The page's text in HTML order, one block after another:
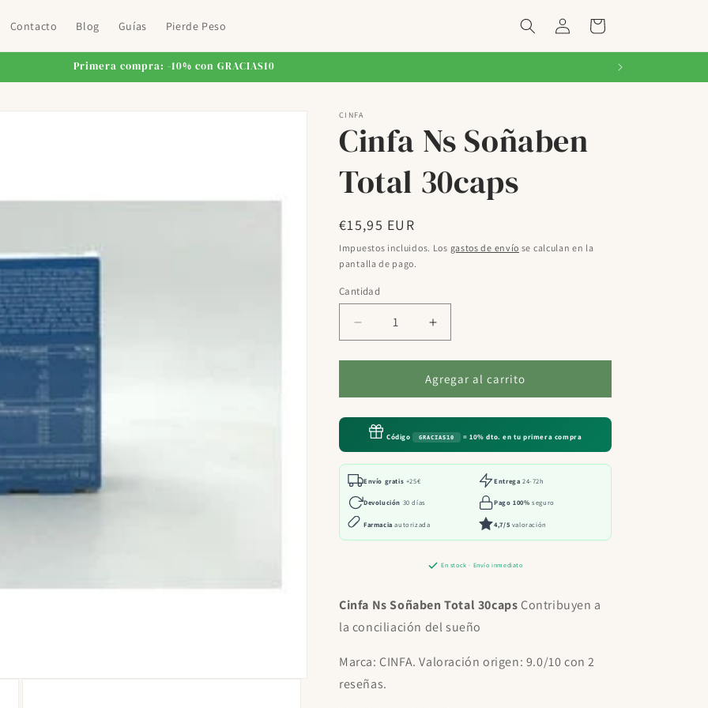
Contacto Blog Guías Pierde Peso
sesión
Carrito
Primera compra: -10% con GRACIAS10
CINFA
Cinfa Ns Soñaben
Total 30caps
Precio
habitual
€15,95 EUR
Impuestos incluidos. Los gastos de envío se calculan en la
pantalla de pago.
Cantidad
Reducir
cantidad
para
Ns
Total
30caps
Aumentar
cantidad
para
Cinfa
Ns
Total
30caps
Agregar al carrito
Código GRACIAS10 = 10% dto. en tu primera compra
Envío gratis +25€ Entrega 24-72h
Devolución 30 días Pago 100% seguro
Farmacia autorizada 4,7/5 valoración
En stock · Envío inmediato
Cinfa Ns Soñaben Total 30capsContribuyen a
la conciliación del sueño
Marca: CINFA. Valoración origen: 9.0/10 con 2
reseñas.